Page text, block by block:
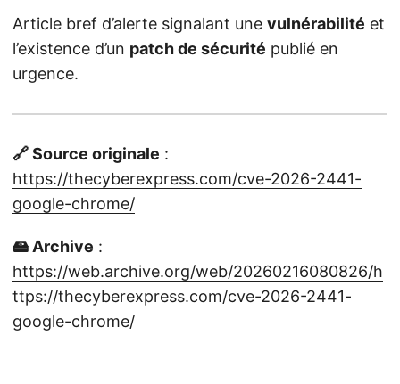
Article bref d’alerte signalant une vulnérabilité et
l’existence d’un patch de sécurité publié en
urgence.
🔗 Source originale :
https://thecyberexpress.com/cve-2026-2441-
google-chrome/
🖴 Archive :
https://web.archive.org/web/20260216080826/h
ttps://thecyberexpress.com/cve-2026-2441-
google-chrome/